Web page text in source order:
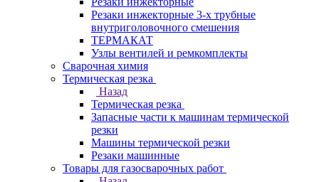
Резаки инжекторные 3-х трубные
внутриголовочного смешения
ТЕРМАКАТ
Узлы вентилей и ремкомплекты
Сварочная химия
Термическая резка
Назад
Термическая резка
Запасные части к машинам термической
резки
Машины термической резки
Резаки машинные
Товары для газосварочных работ